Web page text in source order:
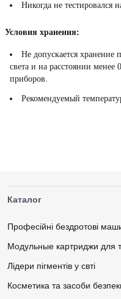
Никогда не тестировался
Условия хранения:
Не допускается хранение
света и на расстоянии
приборов.
Рекомендуемый
Каталог
Професійні бездротові
Модульные картриджи для
Лідери пігментів у свті
Косметика та засоби